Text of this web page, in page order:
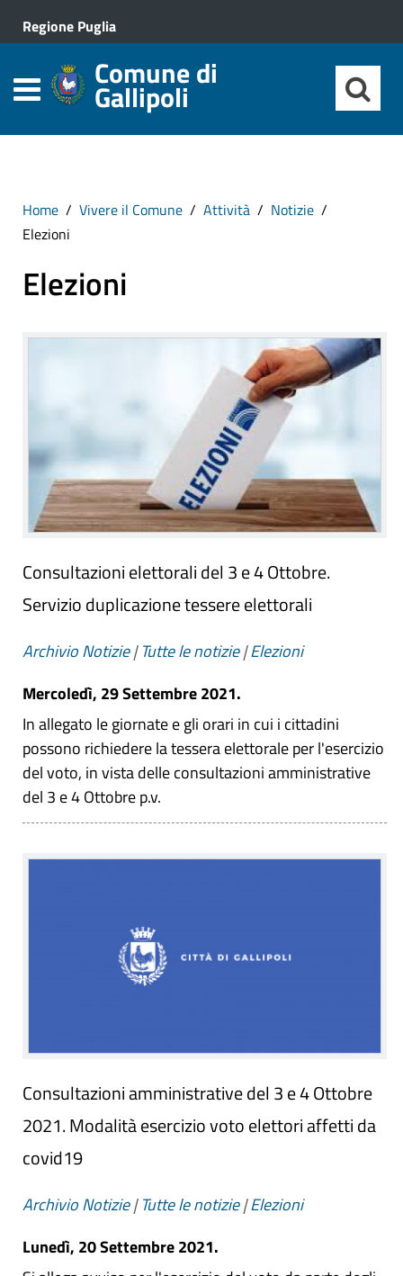
Regione Puglia
Comune di
Gallipoli
Home Vivere il Comune Attività
Notizie
Elezioni
Elezioni
Consultazioni elettorali del 3 e 4 Ottobre.
Servizio duplicazione tessere elettorali
Archivio Notizie|Tutte le notizie|Elezioni
Mercoledì, 29 Settembre 2021.
In allegato le giornate e gli orari in cui i cittadini
possono richiedere la tessera elettorale per l'esercizio
del voto, in vista delle consultazioni amministrative
del 3 e 4 Ottobre p.v.
Consultazioni amministrative del 3 e 4 Ottobre
2021. Modalità esercizio voto elettori affetti da
covid19
Archivio Notizie|Tutte le notizie|Elezioni
Lunedì, 20 Settembre 2021.